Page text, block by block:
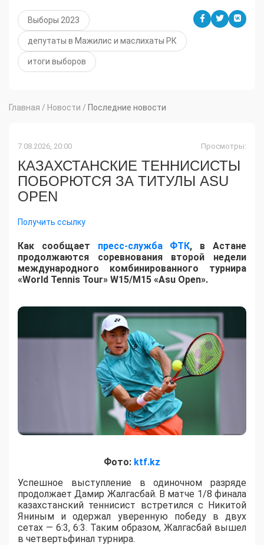
Выборы 2023
депутаты в Мажилис и маслихаты РК
итоги выборов
Главная / Новости / Последние новости
7.08.2026, 20:00 Просмотры:
КАЗАХСТАНСКИЕ ТЕННИСИСТЫ
ПОБОРЮТСЯ ЗА ТИТУЛЫ ASU
OPEN
Получить ссылку
Как сообщает пресс-служба ФТК, в Астане
продолжаются соревнования второй недели
международного комбинированного турнира
«World Tennis Tour» W15/M15 «Asu Open».
Фото: ktf.kz
Успешное выступление в одиночном разряде
продолжает Дамир Жалгасбай. В матче 1/8 финала
казахстанский теннисист встретился с Никитой
Яниным и одержал уверенную победу в двух
сетах — 6:3, 6:3. Таким образом, Жалгасбай вышел
в четвертьфинал турнира.